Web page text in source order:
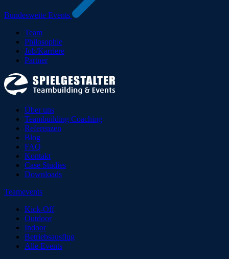
Bundesweite Events
Team
Philosophie
Job/Karriere
Partner
Über uns
Teambuilding Coaching
Referenzen
Blog
FAQ
Kontakt
Case Studies
Downloads
Teamevents
Kick-Off
Outdoor
Indoor
Betriebsausflug
Alle Events